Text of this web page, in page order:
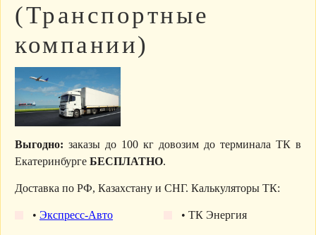
(Транспортные
компании)
Выгодно: заказы до 100 кг довозим до терминала ТК в
Екатеринбурге БЕСПЛАТНО.
Доставка по РФ, Казахстану и СНГ. Калькуляторы ТК:
• Экспресс-Авто • ТК Энергия